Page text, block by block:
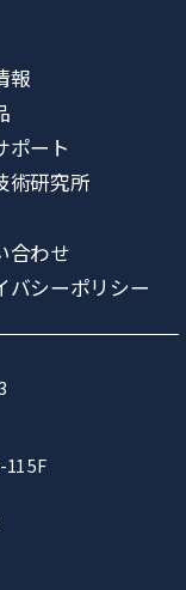
報
ポート
術研究所
合わせ
バシーポリシー
11 5F